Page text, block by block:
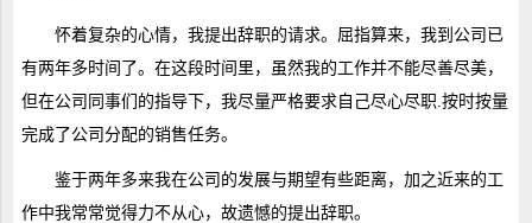
怀着复杂的心情，我提出辞职的请求。屈指算来，我到公司已
有两年多时间了。在这段时间里，虽然我的工作并不能尽善尽美，
但在公司同事们的指导下，我尽量严格要求自己尽心尽职.按时按量
完成了公司分配的销售任务。
鉴于两年多来我在公司的发展与期望有些距离，加之近来的工
作中我常常觉得力不从心，故遗憾的提出辞职。